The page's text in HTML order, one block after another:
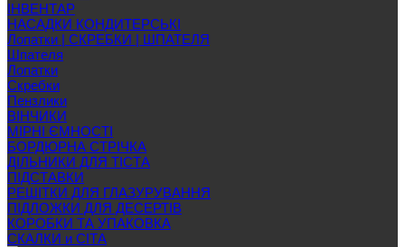
ІНВЕНТАР
НАСАДКИ КОНДИТЕРСЬКІ
Лопатки | СКРЕБКИ | ШПАТЕЛЯ
Шпателя
Лопатки
Скребки
Пензлики
ВІНЧИКИ
МІРНІ ЄМНОСТІ
БОРДЮРНА СТРІЧКА
ДІЛЬНИКИ ДЛЯ ТІСТА
ПІДСТАВКИ
РЕШІТКИ ДЛЯ ГЛАЗУРУВАННЯ
ПІДЛОЖКИ ДЛЯ ДЕСЕРТІВ
КОРОБКИ ТА УПАКОВКА
СКАЛКИ и СІТА